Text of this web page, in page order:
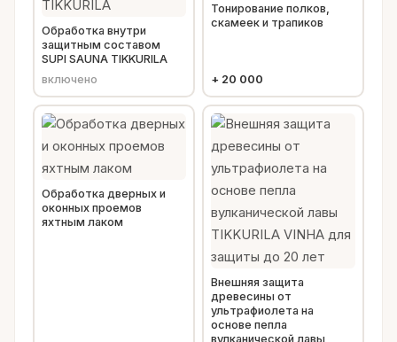
Обработка внутри
защитным составом
SUPI SAUNA TIKKURILA
включено
Тонирование полков,
скамеек и трапиков
+ 20 000
Обработка дверных и
оконных проемов
яхтным лаком
Внешняя защита
древесины от
ультрафиолета на
основе пепла
вулканической лавы